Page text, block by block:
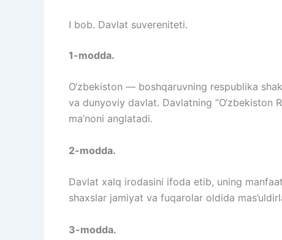
I bob. Davlat suvereniteti.
1-modda.
O‘zbekiston — boshqaruvning respublika
va dunyoviy davlat. Davlatning “O‘zbekiston
ma’noni anglatadi.
2-modda.
Davlat xalq irodasini ifoda etib, uning
shaxslar jamiyat va fuqarolar oldida
3-modda.